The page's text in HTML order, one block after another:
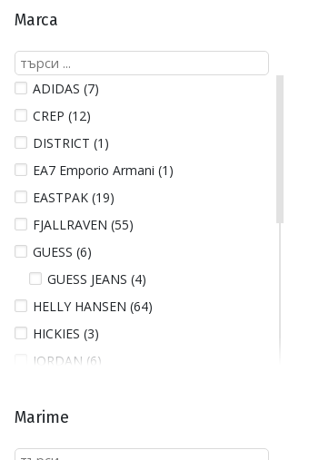
Marca
ADIDAS (7)
CREP (12)
DISTRICT (1)
EA7 Emporio Armani (1)
EASTPAK (19)
FJALLRAVEN (55)
GUESS (6)
GUESS JEANS (4)
HELLY HANSEN (64)
HICKIES (3)
JORDAN (6)
NEW ERA (20)
Marime